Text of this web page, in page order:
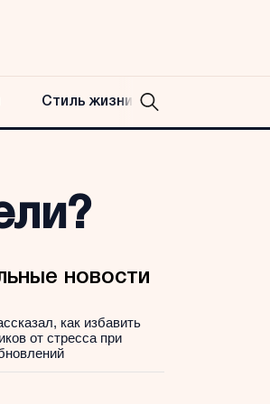
Стиль жизни
новости
как избавить
от стресса при